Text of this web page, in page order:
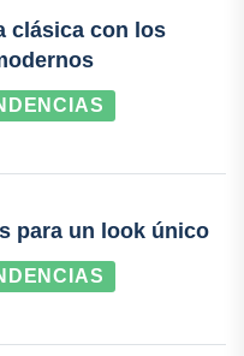
clásica con los
para un look único